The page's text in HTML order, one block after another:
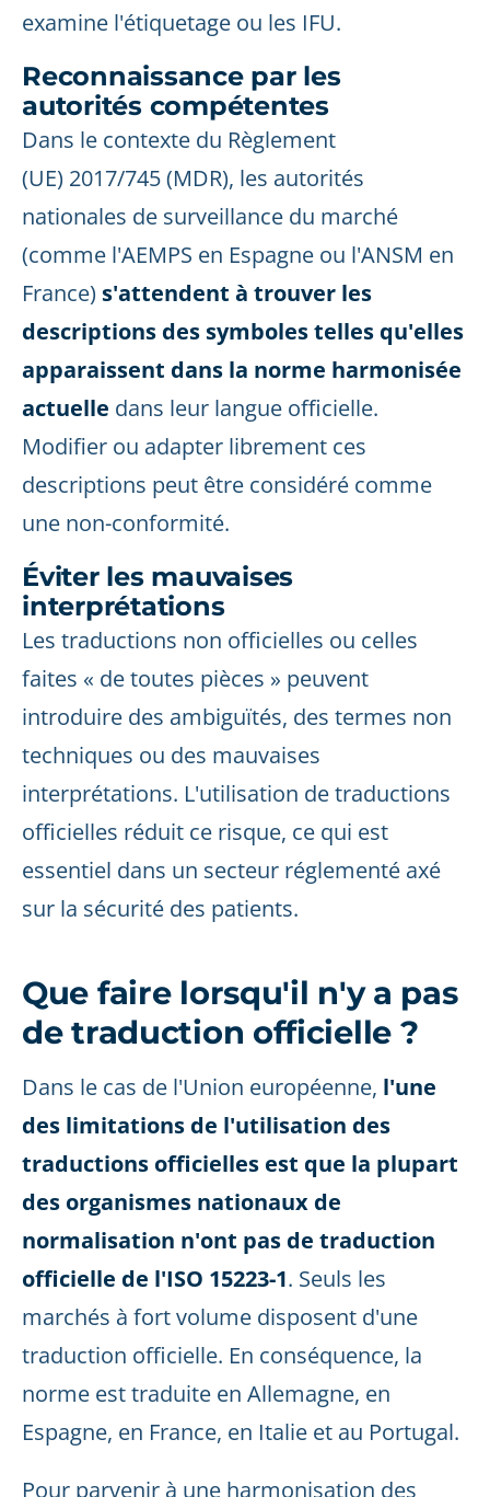
examine l'étiquetage ou les IFU.
Reconnaissance par les
autorités compétentes
Dans le contexte du Règlement
(UE) 2017/745 (MDR), les autorités
nationales de surveillance du marché
(comme l'AEMPS en Espagne ou l'ANSM en
France) s'attendent à trouver les
descriptions des symboles telles qu'elles
apparaissent dans la norme harmonisée
actuelle dans leur langue officielle.
Modifier ou adapter librement ces
descriptions peut être considéré comme
une non-conformité.
Éviter les mauvaises
interprétations
Les traductions non officielles ou celles
faites « de toutes pièces » peuvent
introduire des ambiguïtés, des termes non
techniques ou des mauvaises
interprétations. L'utilisation de traductions
officielles réduit ce risque, ce qui est
essentiel dans un secteur réglementé axé
sur la sécurité des patients.
Que faire lorsqu'il n'y a pas
de traduction officielle ?
Dans le cas de l'Union européenne, l'une
des limitations de l'utilisation des
traductions officielles est que la plupart
des organismes nationaux de
normalisation n'ont pas de traduction
officielle de l'ISO 15223-1. Seuls les
marchés à fort volume disposent d'une
traduction officielle. En conséquence, la
norme est traduite en Allemagne, en
Espagne, en France, en Italie et au Portugal.
Pour parvenir à une harmonisation des